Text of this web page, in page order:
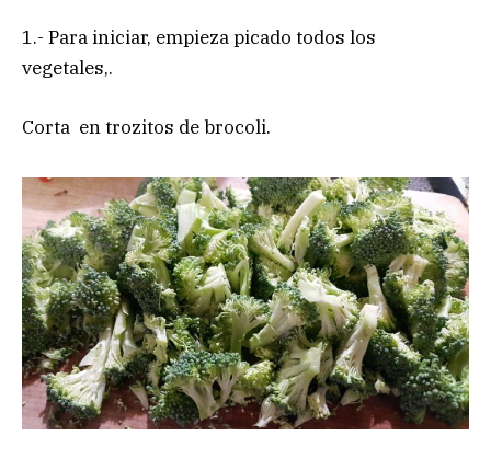
1.- Para iniciar, empieza picado todos los
vegetales,.
Corta en trozitos de brocoli.